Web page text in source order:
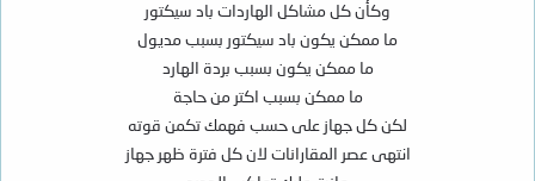
وكأن كل مشاكل الهاردات باد سيكتور
ما ممكن يكون باد سيكتور بسبب مديول
ما ممكن يكون بسبب بردة الهارد
ما ممكن بسبب اكتر من حاجة
لكن كل جهاز على حسب فهمك تكمن قوته
انتهى عصر المقارانات لان كل فترة ظهر جهاز